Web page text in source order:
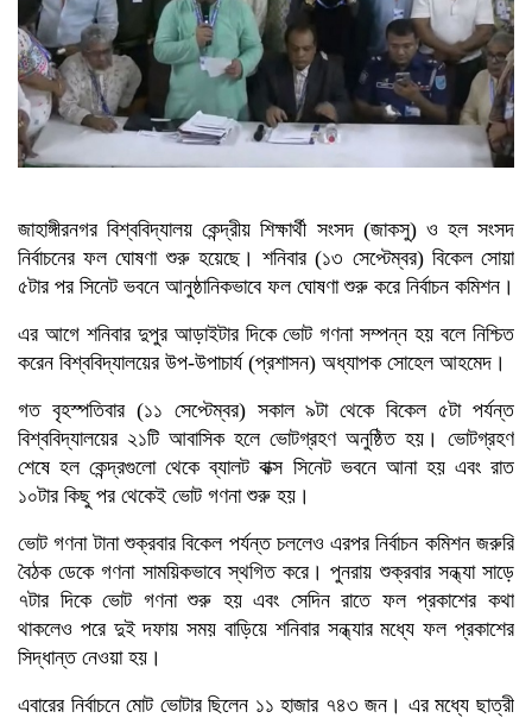
মালয়েশিয়া প্রধানমন্ত্রীর
ত্রয়োদশ জাতীয় সংসদ নির্বাচনে বিজয়
লাভে তারেক রহমানকে অভিনন্দন
জানালেন মার্কিন পররাষ্ট্রমন্ত্রী
ত্রয়োদশ জাতীয় সংসদ নির্বাচনের
বিজয়ে তারেক রহমানকে অভিনন্দন
নেপালের প্রধানমন্ত্রীর
জাহাঙ্গীরনগর বিশ্ববিদ্যালয় কেন্দ্রীয় শিক্ষার্থী সংসদ (জাকসু) ও হল সংসদ
নির্বাচনের ফল ঘোষণা শুরু হয়েছে। শনিবার (১৩ সেপ্টেম্বর) বিকেল সোয়া
৫টার পর সিনেট ভবনে আনুষ্ঠানিকভাবে ফল ঘোষণা শুরু করে নির্বাচন কমিশন।
এর আগে শনিবার দুপুর আড়াইটার দিকে ভোট গণনা সম্পন্ন হয় বলে নিশ্চিত
করেন বিশ্ববিদ্যালয়ের উপ-উপাচার্য (প্রশাসন) অধ্যাপক সোহেল আহমেদ।
গত বৃহস্পতিবার (১১ সেপ্টেম্বর) সকাল ৯টা থেকে বিকেল ৫টা পর্যন্ত
বিশ্ববিদ্যালয়ের ২১টি আবাসিক হলে ভোটগ্রহণ অনুষ্ঠিত হয়। ভোটগ্রহণ
শেষে হল কেন্দ্রগুলো থেকে ব্যালট বাক্স সিনেট ভবনে আনা হয় এবং রাত
১০টার কিছু পর থেকেই ভোট গণনা শুরু হয়।
ভোট গণনা টানা শুক্রবার বিকেল পর্যন্ত চললেও এরপর নির্বাচন কমিশন জরুরি
বৈঠক ডেকে গণনা সাময়িকভাবে স্থগিত করে। পুনরায় শুক্রবার সন্ধ্যা সাড়ে
৭টার দিকে ভোট গণনা শুরু হয় এবং সেদিন রাতে ফল প্রকাশের কথা
থাকলেও পরে দুই দফায় সময় বাড়িয়ে শনিবার সন্ধ্যার মধ্যে ফল প্রকাশের
সিদ্ধান্ত নেওয়া হয়।
এবারের নির্বাচনে মোট ভোটার ছিলেন ১১ হাজার ৭৪৩ জন। এর মধ্যে ছাত্রী